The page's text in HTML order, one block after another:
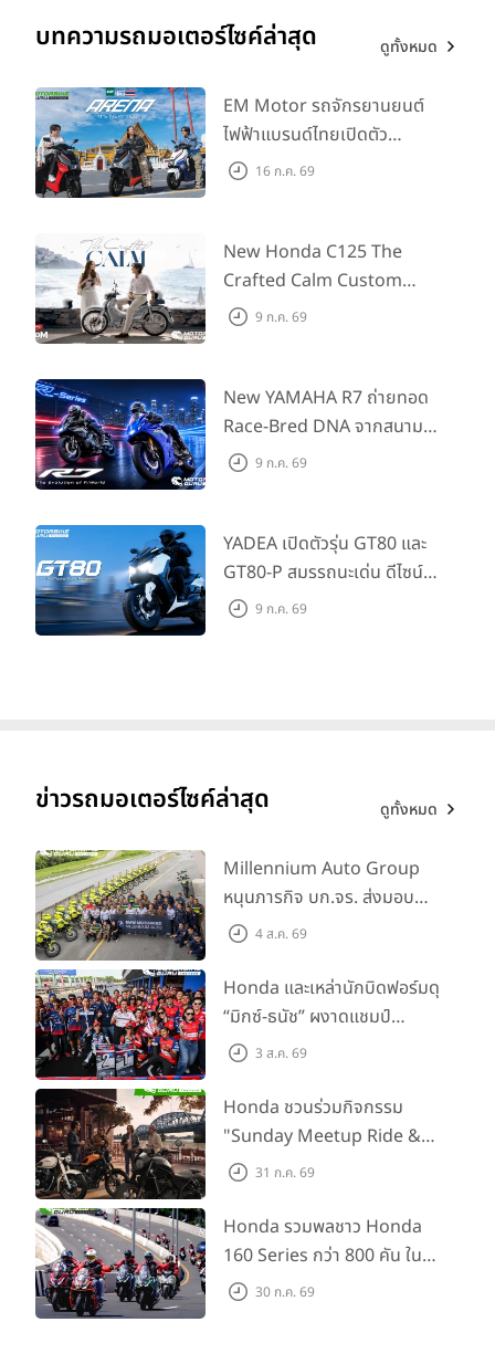
บทความรถมอเตอร์ไซค์ล่าสุด ดูทั้งหมด
EM Motor รถจักรยานยนต์
ไฟฟ้าแบรนด์ไทยเปิดตัว
ARENA ที่มาในราคาพิเศษ
555 คันแรกรับฟรี Adapter
Type2 ฟรี
16 ก.ค. 69
New Honda C125 The
Crafted Calm Custom
Edition ถ่ายทอดความคลาสสิ
House Flagship Store ทั่ว
ประเทศ
9 ก.ค. 69
New YAMAHA R7 ถ่ายทอด
Race-Bred DNA จากสนาม
แข่งสู่ซูเปอร์สปอร์ตคลาสกลาง
9 ก.ค. 69
YADEA เปิดตัวรุ่น GT80 และ
GT80-P สมรรถนะเด่น ดีไซน์หรู
ปลอดภัย ราคาเข้าถึงง่าย จด
9 ก.ค. 69
ข่าวรถมอเตอร์ไซค์ล่าสุด ดูทั้งหมด
Millennium Auto Group
หนุนภารกิจ บก.จร. ส่งมอบ
BMW R 1300 GS และ F 900
พร้อม ยกระดับทักษะการขับขี่
เสริมศักยภาพตำรวจจราจร
4 ส.ค. 69
Honda และเหล่านักบิดฟอร์มดุ
“มิกซ์-ธนัช” ผงาดแชมป์
SS600 2 สนามติด “ข้าวกล้อง”
สนาม 2
3 ส.ค. 69
Honda ชวนร่วมกิจกรรม
"Sunday Meetup Ride &
Soul" จิบกาแฟ พูดคุย แลก
กัน 16 ส.ค. นี้
31 ก.ค. 69
Honda รวมพลชาว Honda
160 Series กว่า 800 คัน ใน
งาน “THE ONE-SIXTI-ER ตัว
30 ก.ค. 69